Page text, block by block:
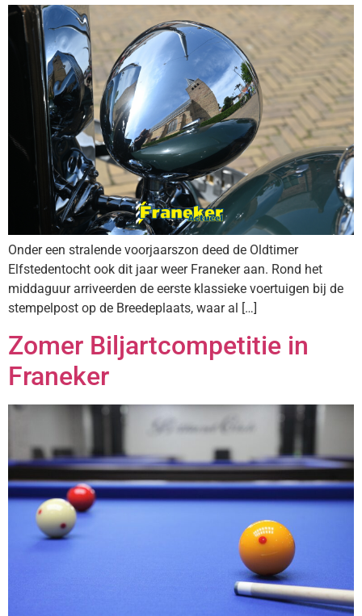
Onder een stralende voorjaarszon deed de Oldtimer
Elfstedentocht ook dit jaar weer Franeker aan. Rond het
middaguur arriveerden de eerste klassieke voertuigen bij de
stempelpost op de Breedeplaats, waar al […]
Zomer Biljartcompetitie in
Franeker